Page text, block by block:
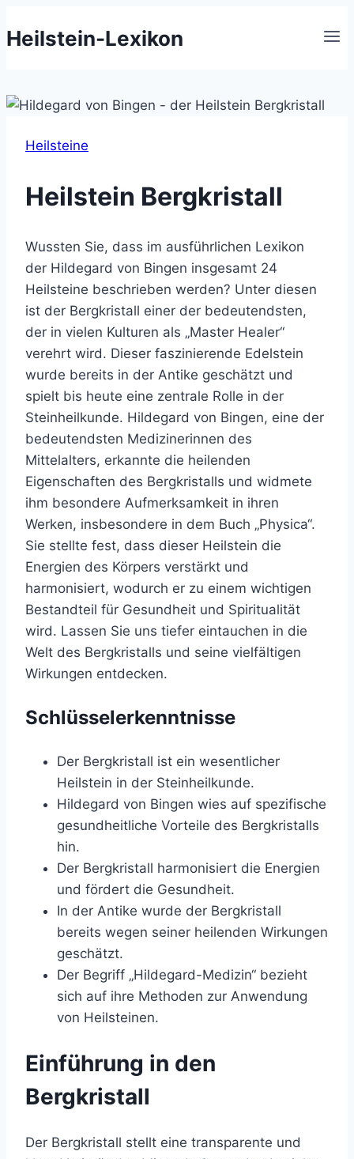
Inhalt
Heilstein-Lexikon
Heilsteine
Heilstein Bergkristall
Wussten Sie, dass im ausführlichen Lexikon
der Hildegard von Bingen insgesamt 24
Heilsteine beschrieben werden? Unter diesen
ist der Bergkristall einer der bedeutendsten,
der in vielen Kulturen als „Master Healer“
verehrt wird. Dieser faszinierende Edelstein
wurde bereits in der Antike geschätzt und
spielt bis heute eine zentrale Rolle in der
Steinheilkunde. Hildegard von Bingen, eine der
bedeutendsten Medizinerinnen des
Mittelalters, erkannte die heilenden
Eigenschaften des Bergkristalls und widmete
ihm besondere Aufmerksamkeit in ihren
Werken, insbesondere in dem Buch „Physica“.
Sie stellte fest, dass dieser Heilstein die
Energien des Körpers verstärkt und
harmonisiert, wodurch er zu einem wichtigen
Bestandteil für Gesundheit und Spiritualität
wird. Lassen Sie uns tiefer eintauchen in die
Welt des Bergkristalls und seine vielfältigen
Wirkungen entdecken.
Schlüsselerkenntnisse
Der Bergkristall ist ein wesentlicher
Heilstein in der Steinheilkunde.
Hildegard von Bingen wies auf spezifische
gesundheitliche Vorteile des Bergkristalls
hin.
Der Bergkristall harmonisiert die Energien
und fördert die Gesundheit.
In der Antike wurde der Bergkristall
bereits wegen seiner heilenden Wirkungen
geschätzt.
Der Begriff „Hildegard-Medizin“ bezieht
sich auf ihre Methoden zur Anwendung
von Heilsteinen.
Einführung in den
Bergkristall
Der Bergkristall stellt eine transparente und